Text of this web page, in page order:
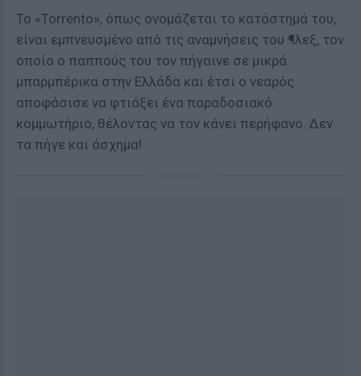
Το «Torrento», όπως ονομάζεται το κατάστημά του,
είναι εμπνευσμένο από τις αναμνήσεις του ¶λεξ, τον
οποίο ο παππούς του τον πήγαινε σε μικρά
μπαρμπέρικα στην Ελλάδα και έτσι ο νεαρός
αποφάσισε να φτιάξει ένα παραδοσιακό
κομμωτήριο, θέλοντας να τον κάνει περήφανο. Δεν
τα πήγε και άσχημα!